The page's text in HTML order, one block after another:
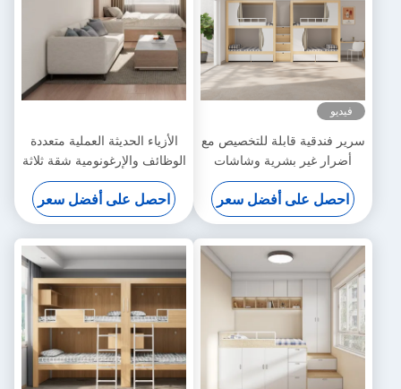
فيديو
سرير فندقية قابلة للتخصيص مع
أضرار غير بشرية وشاشات
الواقع الافتراضي
احصل على أفضل سعر
الأزياء الحديثة العملية متعددة
الوظائف والإرغونومية شقة ثلاثة
أشخاص دعم الأريكة تخصيص
احصل على أفضل سعر